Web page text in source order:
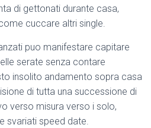
di gettonati durante casa,
cuccare altri single.
puo manifestare capitare
serate senza contare
insolito andamento sopra casa
di tutta una successione di
verso misura verso i solo,
svariati speed date.